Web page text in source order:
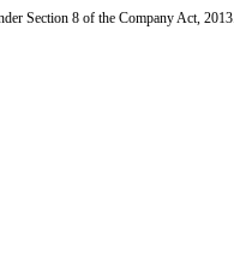
Section 8 of the Company Act, 2013.